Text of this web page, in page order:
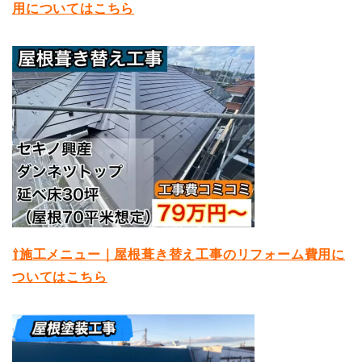
用についてはこちら
⇧施工メニュー｜屋根葺き替え工事のリフォーム費用に
ついてはこちら